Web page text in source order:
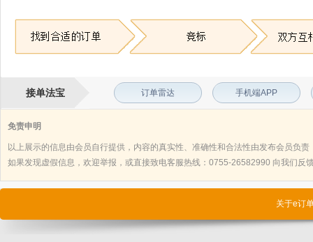
接单法宝 订单雷达 手机端APP
免责申明
以上展示的信息由会员自行提供，内容的真实性、准确性和合法性由发布会员负
如果发现虚假信息，欢迎举报，或直接致电客服热线：0755-26582990 向我们反
关于e订